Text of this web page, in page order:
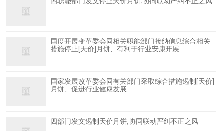
国度开展变革委会同相关职能部门接纳信息综合相关
措施停止[天价]月饼、有利于行业安康开展
国家发展改革委会同有关部门采取综合措施遏制[天价]
月饼、促进行业健康发展
四部门发文遏制天价月饼,协同联动严纠不正之风